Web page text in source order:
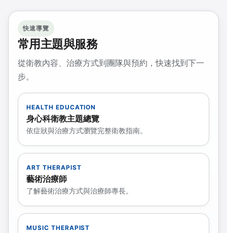
快速導覽
常用主題與服務
從衛教內容、治療方式到團隊與預約，快速找到下一
步。
HEALTH EDUCATION
身心科衛教主題總覽
依症狀與治療方式瀏覽完整衛教指南。
ART THERAPIST
藝術治療師
了解藝術治療方式與治療師專長。
MUSIC THERAPIST